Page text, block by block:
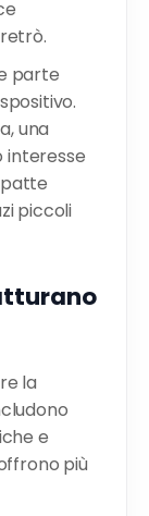
parte
una
interesse
piccoli
la
e
più